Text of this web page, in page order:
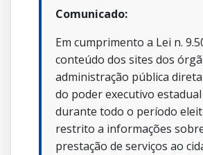
Comunicado:
Em cumprimento a Lei n.
conteúdo dos sites dos
administração pública
do poder executivo
durante todo o período
restrito a informações
prestação de serviços ao